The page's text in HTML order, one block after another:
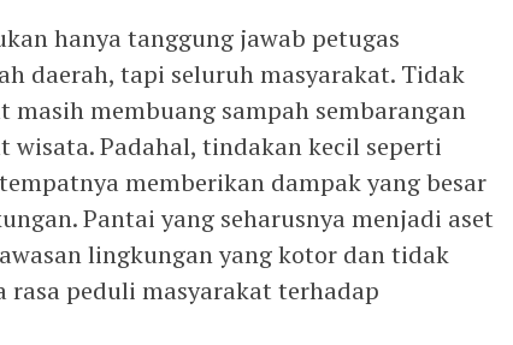
hanya tanggung jawab petugas
daerah, tapi seluruh masyarakat. Tidak
membuang sampah sembarangan
wisata. Padahal, tindakan kecil seperti
memberikan dampak yang besar
Pantai yang seharusnya menjadi aset
lingkungan yang kotor dan tidak
rasa peduli masyarakat terhadap